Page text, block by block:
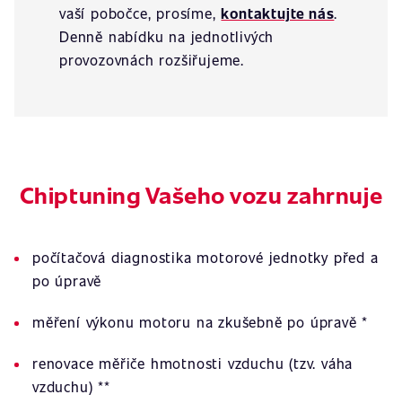
vaší pobočce, prosíme,kontaktujte nás.
Denně nabídku na jednotlivých
provozovnách rozšiřujeme.
Chiptuning Vašeho vozu zahrnuje
počítačová diagnostika motorové jednotky před a
po úpravě
měření výkonu motoru na zkušebně po úpravě *
renovace měřiče hmotnosti vzduchu (tzv. váha
vzduchu) **